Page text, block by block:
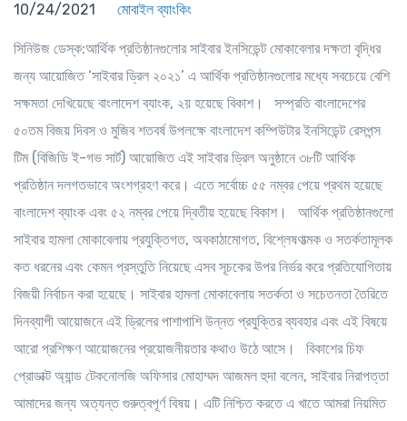
10/24/2021 মোবাইল ব্যাংকিং
সিনিউজ ডেস্ক:আর্থিক প্রতিষ্ঠানগুলোর সাইবার ইনসিডেন্ট মোকাবেলার দক্ষতা বৃদ্ধির
জন্য আয়োজিত ‘সাইবার ড্রিল ২০২১’ এ আর্থিক প্রতিষ্ঠানগুলোর মধ্যে সবচেয়ে বেশি
সক্ষমতা দেখিয়েছে বাংলাদেশ ব্যাংক, ২য় হয়েছে বিকাশ। সম্প্রতি বাংলাদেশের
৫০তম বিজয় দিবস ও মুজিব শতবর্ষ উপলক্ষে বাংলাদেশ কম্পিউটার ইনসিডেন্ট রেসপন্স
টিম (বিজিডি ই-গভ সার্ট) আয়োজিত এই সাইবার ড্রিল অনুষ্ঠানে ৩৮টি আর্থিক
প্রতিষ্ঠান দলগতভাবে অংশগ্রহণ করে। এতে সর্বোচ্চ ৫৫ নম্বর পেয়ে প্রথম হয়েছে
বাংলাদেশ ব্যাংক এবং ৫২ নম্বর পেয়ে দ্বিতীয় হয়েছে বিকাশ। আর্থিক প্রতিষ্ঠানগুলো
সাইবার হামলা মোকাবেলায় প্রযুক্তিগত, অবকাঠামোগত, বিশ্লেষণাত্মক ও সতর্কতামূলক
কত ধরনের এবং কেমন প্রস্তুতি নিয়েছে এসব সূচকের উপর নির্ভর করে প্রতিযোগিতায়
বিজয়ী নির্বাচন করা হয়েছে। সাইবার হামলা মোকাবেলায় সতর্কতা ও সচেতনতা তৈরিতে
দিনব্যাপী আয়োজনে এই ড্রিলের পাশাপাশি উন্নত প্রযুক্তির ব্যবহার এবং এই বিষয়ে
আরো প্রশিক্ষণ আয়োজনের প্রয়োজনীয়তার কথাও উঠে আসে। বিকাশের চিফ
প্রোডাক্ট অ্যান্ড টেকনোলজি অফিসার মোহাম্মদ আজমল হুদা বলেন, সাইবার নিরাপত্তা
আমাদের জন্য অত্যন্ত গুরুত্বপূর্ণ বিষয়। এটি নিশ্চিত করতে এ খাতে আমরা নিয়মিত